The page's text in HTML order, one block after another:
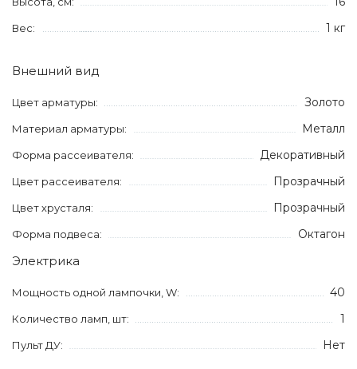
Вес: 1 кг
Внешний вид
Цвет арматуры: Золото
Материал арматуры: Металл
Форма рассеивателя: Декоративный
Цвет рассеивателя: Прозрачный
Цвет хрусталя: Прозрачный
Форма подвеса: Октагон
Электрика
Мощность одной лампочки, W: 40
Количество ламп, шт: 1
Пульт ДУ: Нет